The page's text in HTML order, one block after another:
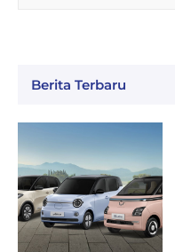
Berita Terbaru